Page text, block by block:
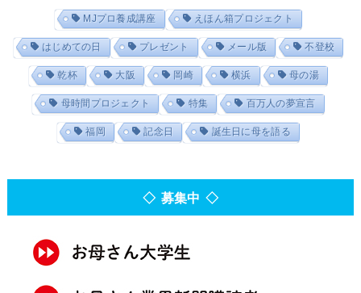
MJプロ養成講座 えほん箱プロジェクト
はじめての日 プレゼント メール版 不登校
乾杯 大阪 岡崎 横浜 母の湯
母時間プロジェクト 特集 百万人の夢宣言
福岡 記念日 誕生日に母を語る
◇ 募集中 ◇